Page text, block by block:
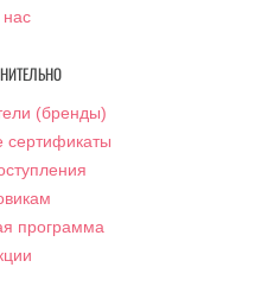
(бренды)
сертификаты
программа